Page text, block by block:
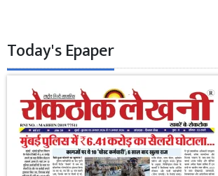
Today's Epaper